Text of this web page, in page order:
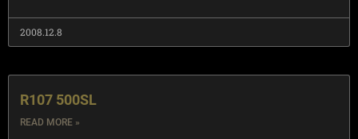
2008.12.8
R107 500SL
READ MORE »